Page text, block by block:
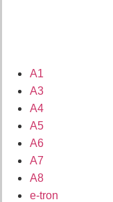
A1
A3
A4
A5
A6
A7
A8
e-tron